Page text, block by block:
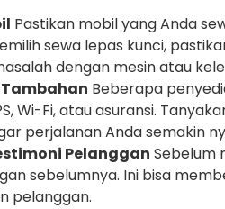
Pastikan mobil yang Anda
sewa lepas kunci,
dengan mesin atau
Beberapa
Wi-Fi, atau asuransi.
perjalanan Anda semakin
Pelanggan Sebelum
sebelumnya. Ini bisa
pelanggan.